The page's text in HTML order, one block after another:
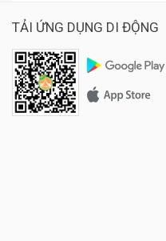
Giá: 600.000
TẢI ỨNG DỤNG DI ĐỘNG